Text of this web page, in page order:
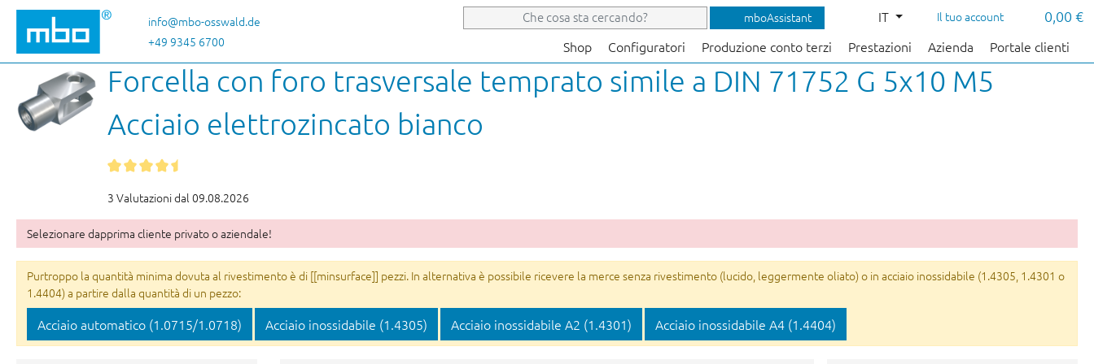
al contenuto principale
Salta alla ricerca
Passa alla navigazione principaleinfo@mbo-osswald.de
+49 9345 6700
mboAssistant IT Il tuo account 0,00 €
Shop Configuratori Produzione conto terzi Prestazioni Azienda Portale clienti
Forcella con foro trasversale temprato simile a DIN 71752 G 5x10 M5
Acciaio elettrozincato bianco
3 Valutazioni dal 09.08.2026
Selezionare dapprima cliente privato o aziendale!
Purtroppo la quantità minima dovuta al rivestimento è di [[minsurface]] pezzi. In alternativa è possibile ricevere la merce senza rivestimento (lucido, leggermente oliato) o in acciaio inossidabile (1.4305, 1.4301 o
1.4404) a partire dalla quantità di un pezzo:
Acciaio automatico (1.0715/1.0718) Acciaio inossidabile (1.4305) Acciaio inossidabile A2 (1.4301) Acciaio inossidabile A4 (1.4404)